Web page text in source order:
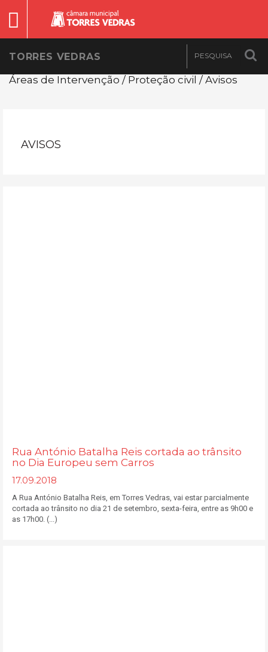
TORRES VEDRAS
Áreas de Intervenção / Proteção civil / Avisos
AVISOS
Rua António Batalha Reis cortada ao trânsito
no Dia Europeu sem Carros
17.09.2018
A Rua António Batalha Reis, em Torres Vedras, vai estar parcialmente
cortada ao trânsito no dia 21 de setembro, sexta-feira, entre as 9h00 e
as 17h00. (...)